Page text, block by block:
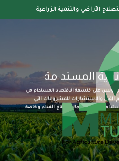
الأراضي والتنمية الزراعية
المستدامة
تونس على فلسفة الاقتصاد المستدام من
الفني والاستشارات للمشروعات التي
في كافة مجالات إنتاج الغذاء وخاصة